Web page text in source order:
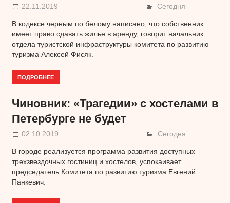
22.11.2019 Сегодня
В кодексе черным по белому написано, что собственник
имеет право сдавать жилье в аренду, говорит начальник
отдела туристской инфраструктуры комитета по развитию
туризма Алексей Фисяк.
ПОДРОБНЕЕ
Чиновник: «Трагедии» с хостелами в
Петербурге не будет
02.10.2019 Сегодня
В городе реализуется программа развития доступных
трехзвездочных гостиниц и хостелов, успокаивает
председатель Комитета по развитию туризма Евгений
Панкевич.